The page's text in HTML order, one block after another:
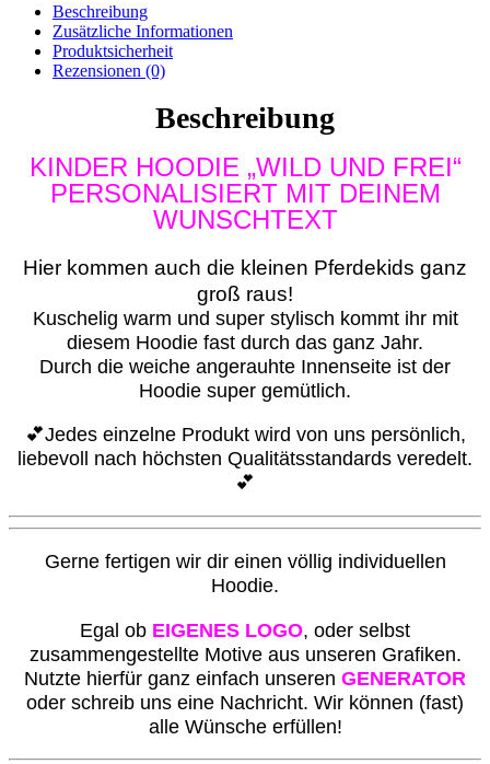
Beschreibung
Zusätzliche Informationen
Produktsicherheit
Rezensionen (0)
Beschreibung
KINDER HOODIE „WILD UND FREI“
PERSONALISIERT MIT DEINEM
WUNSCHTEXT
Hier kommen auch die kleinen Pferdekids ganz
groß raus!
Kuschelig warm und super stylisch kommt ihr mit
diesem Hoodie fast durch das ganz Jahr.
Durch die weiche angerauhte Innenseite ist der
Hoodie super gemütlich.
💕Jedes einzelne Produkt wird von uns persönlich,
liebevoll nach höchsten Qualitätsstandards veredelt.
💕
Gerne fertigen wir dir einen völlig individuellen
Hoodie.
Egal ob EIGENES LOGO, oder selbst
zusammengestellte Motive aus unseren Grafiken.
Nutzte hierfür ganz einfach unseren GENERATOR
oder schreib uns eine Nachricht. Wir können (fast)
alle Wünsche erfüllen!